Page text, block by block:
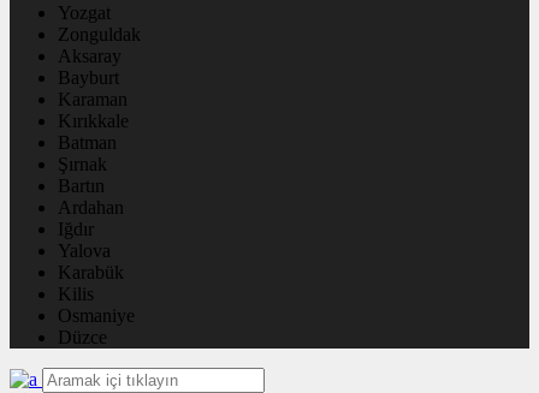
Yozgat
Zonguldak
Aksaray
Bayburt
Karaman
Kırıkkale
Batman
Şırnak
Bartın
Ardahan
Iğdır
Yalova
Karabük
Kilis
Osmaniye
Düzce